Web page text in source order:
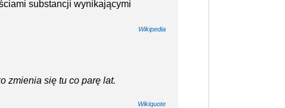
substancji wynikającymi
Wikipedia
zmienia się tu co parę lat.
Wikiquote